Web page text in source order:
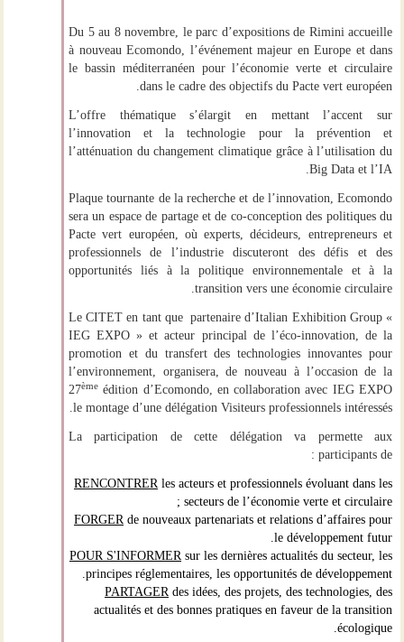
Du 5 au 8 novembre, le parc d’expositions de Rimini accueille
à nouveau Ecomondo, l’événement majeur en Europe et dans
le bassin méditerranéen pour l’économie verte et circulaire
dans le cadre des objectifs du Pacte vert européen.
L’offre thématique s’élargit en mettant l’accent sur
l’innovation et la technologie pour la prévention et
l’atténuation du changement climatique grâce à l’utilisation du
Big Data et l’IA.
Plaque tournante de la recherche et de l’innovation, Ecomondo
sera un espace de partage et de co-conception des politiques du
Pacte vert européen, où experts, décideurs, entrepreneurs et
professionnels de l’industrie discuteront des défis et des
opportunités liés à la politique environnementale et à la
transition vers une économie circulaire.
Le CITETen tant que partenaire d’Italian Exhibition Group «
IEG EXPO » et acteur principal de l’éco-innovation, de la
promotion et du transfert des technologies innovantes pour
l’environnement, organisera, de nouveau à l’occasion de la
27ème édition d’Ecomondo, en collaboration avec IEG EXPO
le montage d’une délégation Visiteurs professionnels intéressés.
La participation de cette délégation va permette aux
participants de :
RENCONTRERles acteurs et professionnels évoluant dans les
secteurs de l’économie verte et circulaire ;
FORGERde nouveaux partenariats et relations d’affaires pour
le développement futur.
POUR S'INFORMERsur les dernières actualités du secteur, les
principes réglementaires, les opportunités de développement.
PARTAGERdes idées, des projets, des technologies, des
actualités et des bonnes pratiques en faveur de la transition
écologique.